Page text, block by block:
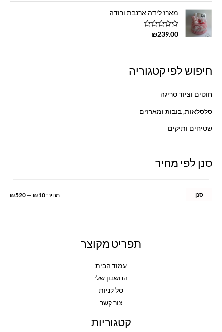
ר
ג
0
מ
ו
מארז לידה ארנבת ורודה
ד
מ
ת
5
₪239.00
חיפוש לפי קטגוריה
חוטים וציוד סריגה
סלסלאות, בובות ומארזים
שטיחים ותיקים
סנן לפי מחיר
סנן מחיר:₪10
—
₪520
תפריט מקוצר
עמוד הבית
החשבון שלי
סל קניות
צור קשר
קטגוריות